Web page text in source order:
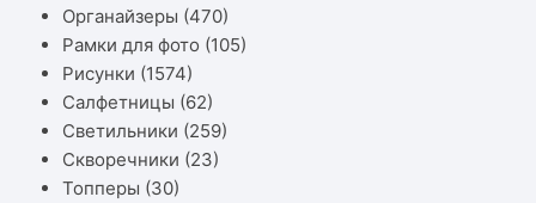
Органайзеры (470)
Рамки для фото (105)
Рисунки (1574)
Салфетницы (62)
Светильники (259)
Скворечники (23)
Топперы (30)